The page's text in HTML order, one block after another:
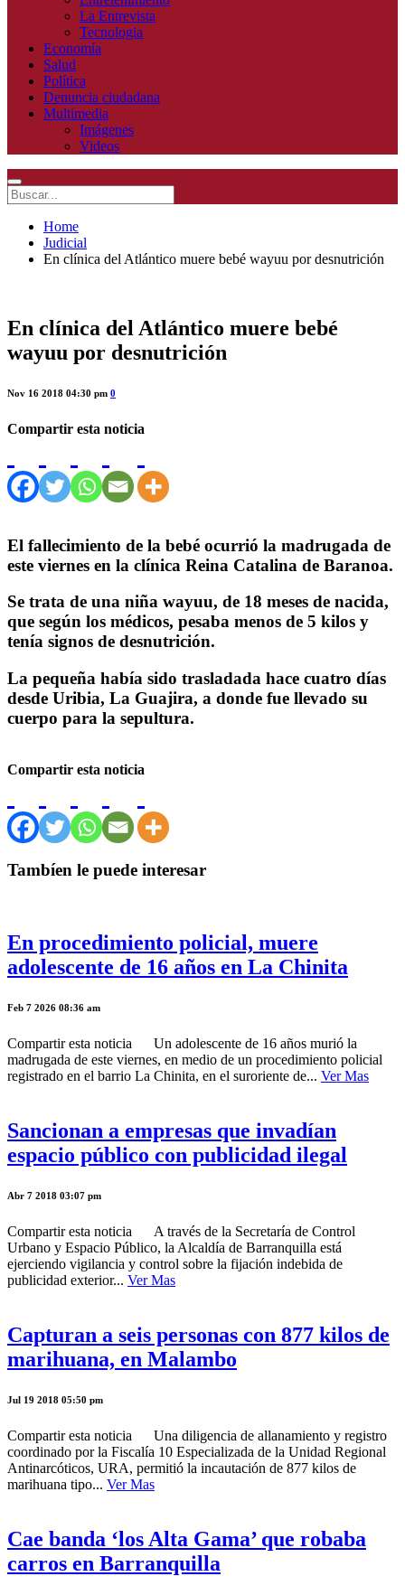
La Entrevista
Tecnologia
Economía
Salud
Política
Denuncia ciudadana
Multimedia
Imágenes
Videos
Home
Judicial
En clínica del Atlántico muere bebé wayuu por desnutrición
En clínica del Atlántico muere bebé
wayuu por desnutrición
Nov 16 2018 04:30 pm 0
Compartir esta noticia
El fallecimiento de la bebé ocurrió la madrugada de
este viernes en la clínica Reina Catalina de Baranoa.
Se trata de una niña wayuu, de 18 meses de nacida,
que según los médicos, pesaba menos de 5 kilos y
tenía signos de desnutrición.
La pequeña había sido trasladada hace cuatro días
desde Uribia, La Guajira, a donde fue llevado su
cuerpo para la sepultura.
Compartir esta noticia
Tambíen le puede interesar
En procedimiento policial, muere
adolescente de 16 años en La Chinita
Feb 7 2026 08:36 am
Compartir esta noticia Un adolescente de 16 años murió la
madrugada de este viernes, en medio de un procedimiento policial
registrado en el barrio La Chinita, en el suroriente de... Ver Mas
Sancionan a empresas que invadían
espacio público con publicidad ilegal
Abr 7 2018 03:07 pm
Compartir esta noticia A través de la Secretaría de Control
Urbano y Espacio Público, la Alcaldía de Barranquilla está
ejerciendo vigilancia y control sobre la fijación indebida de
publicidad exterior... Ver Mas
Capturan a seis personas con 877 kilos de
marihuana, en Malambo
Jul 19 2018 05:50 pm
Compartir esta noticia Una diligencia de allanamiento y registro
coordinado por la Fiscalía 10 Especializada de la Unidad Regional
Antinarcóticos, URA, permitió la incautación de 877 kilos de
marihuana tipo... Ver Mas
Cae banda ‘los Alta Gama’ que robaba
carros en Barranquilla